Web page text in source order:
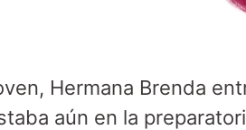
Hermana Brenda
aún en la